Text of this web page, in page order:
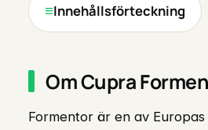
Innehållsförteckning
Om Cupra
Formentor är en av